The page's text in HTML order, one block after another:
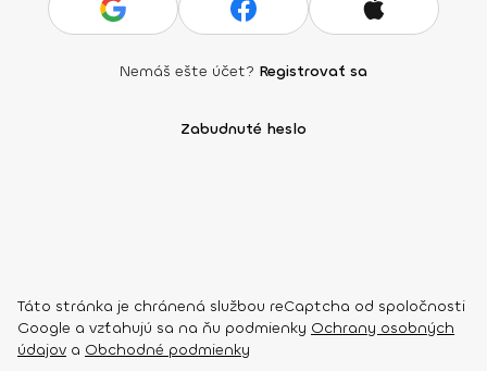
Nemáš ešte účet? Registrovať sa
Zabudnuté heslo
Táto stránka je chránená službou reCaptcha od spoločnosti
Google a vzťahujú sa na ňu podmienky Ochrany osobných
údajov a Obchodné podmienky